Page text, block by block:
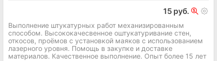
15 руб.
Выполнение штукатурных работ механизированным
способом. Высококачесвенное оштукатуривание стен,
откосов, проёмов с установкой маяков с использованием
лазерного уровня. Помощь в закупке и доставке
материалов. Качественное выполнение. Опыт более 15 лет